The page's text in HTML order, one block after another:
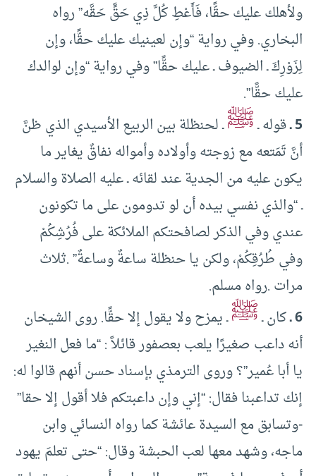
ولأهلك عليك حقًّا، فَأَعْطِ كُلَّ ذِي حَقٍّ حَقَّه” رواه
البخاري. وفي رواية “وإن لعينيك عليك حقًّا، وإن
لِزَوْرِكَ ـ الضيوف ـ عليك حقًّا” وفي رواية “وإن لوالدك
عليك حقًّا”.
5 ـ قوله ـﷺـ لحنظلة بين الربيع الأسيدي الذي ظنَّ
أنَّ تَمَتعه مع زوجته وأولاده وأمواله نفاقٌ يغاير ما
يكون عليه من الجدية عند لقائه ـ عليه الصلاة والسلام
ـ “والذي نفسي بيده أن لو تدومون على ما تكونون
عندي وفي الذكر لصافحتكم الملائكة على فُرُشِكُمْ
وفي طُرُقِكُمْ، ولكن يا حنظلة ساعةٌ وساعةٌ” .ثلاث
مرات .رواه مسلم.
6 ـكان ـﷺـ يمزح ولا يقول إلا حقًّا. روى الشيخان
أنه داعب صغيرًا يلعب بعصفور قائلاً : “ما فعل النغير
يا أبا عُمير”؟ وروى الترمذي بإسناد حسن أنهم قالوا له:
إنك تداعبنا فقال: “إني وإن داعبتكم فلا أقول إلا حقا”
-وتسابق مع السيدة عائشة كما رواه النسائي وابن
ماجه، وشهد معها لعب الحبشة وقال: “حتى تعلمَ يهود